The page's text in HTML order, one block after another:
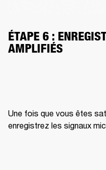
ÉTAPE 6 :
AMPLIFIÉS
Une fois que vous êtes
enregistrez les signaux